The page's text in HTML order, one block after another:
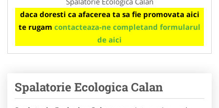
daca doresti ca afacerea ta sa fie promovata aici
te rugam contacteaza-ne completand formularul
de aici
Spalatorie Ecologica Calan